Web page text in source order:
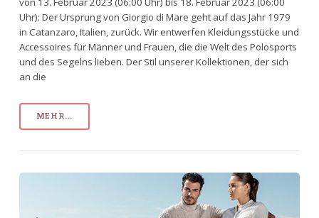
Uhr): Der Ursprung von Giorgio di Mare geht auf das Jahr 1979
in Catanzaro, Italien, zurück. Wir entwerfen Kleidungsstücke und
Accessoires für Männer und Frauen, die die Welt des Polosports
und des Segelns lieben. Der Stil unserer Kollektionen, der sich
an die
MEHR...